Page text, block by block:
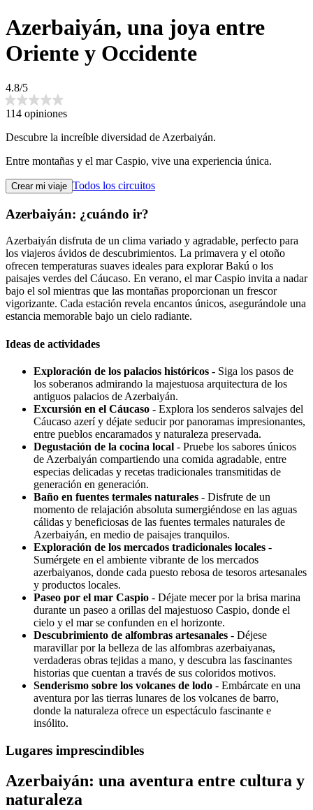
Azerbaiyán, una joya entre
Oriente y Occidente
4.8/5
114 opiniones
Descubre la increíble diversidad de Azerbaiyán.
Entre montañas y el mar Caspio, vive una experiencia única.
Crear mi viaje Todos los circuitos
Azerbaiyán: ¿cuándo ir?
Azerbaiyán disfruta de un clima variado y agradable, perfecto para
los viajeros ávidos de descubrimientos. La primavera y el otoño
ofrecen temperaturas suaves ideales para explorar Bakú o los
paisajes verdes del Cáucaso. En verano, el mar Caspio invita a nadar
bajo el sol mientras que las montañas proporcionan un frescor
vigorizante. Cada estación revela encantos únicos, asegurándole una
estancia memorable bajo un cielo radiante.
Ideas de actividades
Exploración de los palacios históricos - Siga los pasos de
los soberanos admirando la majestuosa arquitectura de los
antiguos palacios de Azerbaiyán.
Excursión en el Cáucaso - Explora los senderos salvajes del
Cáucaso azerí y déjate seducir por panoramas impresionantes,
entre pueblos encaramados y naturaleza preservada.
Degustación de la cocina local - Pruebe los sabores únicos
de Azerbaiyán compartiendo una comida agradable, entre
especias delicadas y recetas tradicionales transmitidas de
generación en generación.
Baño en fuentes termales naturales - Disfrute de un
momento de relajación absoluta sumergiéndose en las aguas
cálidas y beneficiosas de las fuentes termales naturales de
Azerbaiyán, en medio de paisajes tranquilos.
Exploración de los mercados tradicionales locales -
Sumérgete en el ambiente vibrante de los mercados
azerbaiyanos, donde cada puesto rebosa de tesoros artesanales
y productos locales.
Paseo por el mar Caspio - Déjate mecer por la brisa marina
durante un paseo a orillas del majestuoso Caspio, donde el
cielo y el mar se confunden en el horizonte.
Descubrimiento de alfombras artesanales - Déjese
maravillar por la belleza de las alfombras azerbaiyanas,
verdaderas obras tejidas a mano, y descubra las fascinantes
historias que cuentan a través de sus coloridos motivos.
Senderismo sobre los volcanes de lodo - Embárcate en una
aventura por las tierras lunares de los volcanes de barro,
donde la naturaleza ofrece un espectáculo fascinante e
insólito.
Lugares imprescindibles
Azerbaiyán: una aventura entre cultura y
naturaleza